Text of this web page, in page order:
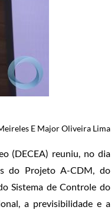
E Major Oliveira Lima
(DECEA) reuniu, no dia
do Projeto A-CDM, do
Sistema de Controle do
a previsibilidade e a